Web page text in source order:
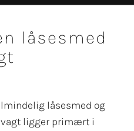
låsesmed
låsesmed og
ligger primært i